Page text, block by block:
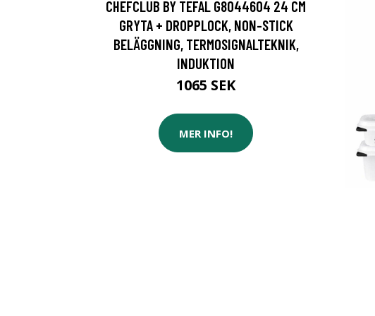
CHEFCLUB BY TEFAL G8044604 24 CM
GRYTA + DROPPLOCK, NON-STICK
BELÄGGNING, TERMOSIGNALTEKNIK,
INDUKTION
1065 SEK
MER INFO!